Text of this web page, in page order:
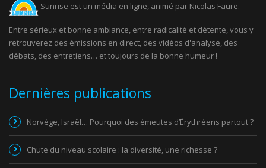
Sunrise est un média en ligne, animé par Nicolas Faure.
Entre sérieux et bonne ambiance, entre radicalité et détente, vous y
retrouverez des émissions en direct, des vidéos d'analyse, des
débats, des entretiens… et toujours de la bonne humeur !
Dernières publications
Norvège, Israël… Pourquoi des émeutes d’Érythréens partout ?
Chute du niveau scolaire : la diversité, une richesse ?